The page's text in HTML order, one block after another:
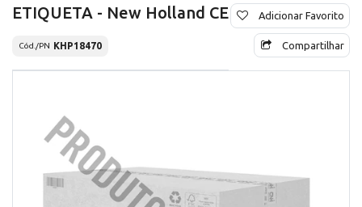
ETIQUETA - New Holland CE
Cód./PN KHP18470
Adicionar Favorito
Compartilhar